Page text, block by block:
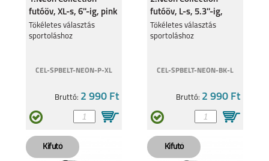
futóöv, XL-s, 6''-ig, pink
Tökéletes választás
sportoláshoz
CEL-SPBELT-NEON-P-XL
Bruttó: 2 990 Ft
futóöv, L-s, 5.3''-ig,
fekete
Tökéletes választás
sportoláshoz
CEL-SPBELT-NEON-BK-L
Bruttó: 2 990 Ft